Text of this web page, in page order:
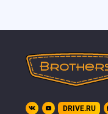
DRIVE.RU